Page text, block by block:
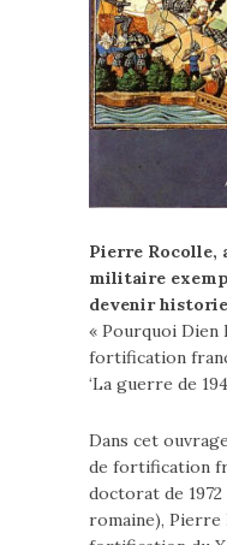
Pierre Rocolle,
militaire
devenir
« Pourquoi Dien
fortification
‘La guerre de
Dans cet
de fortification
doctorat de
romaine),